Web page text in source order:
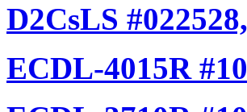
D2CsLS
ECDL-4015R